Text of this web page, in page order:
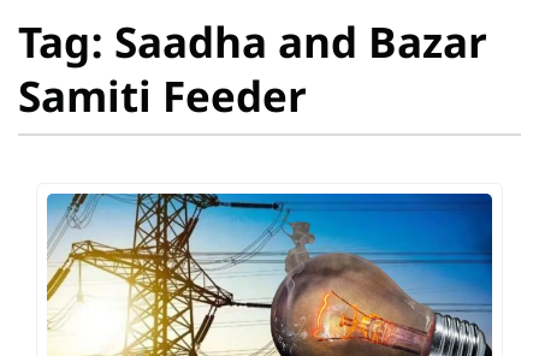
Tag: Saadha and Bazar
Samiti Feeder